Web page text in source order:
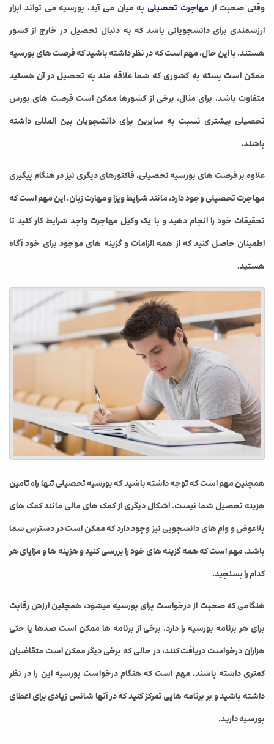
وقتی صحبت از مهاجرت تحصیلی به میان می آید، بورسیه می تواند ابزار
ارزشمندی برای دانشجویانی باشد که به دنبال تحصیل در خارج از کشور
هستند. با این حال، مهم است که در نظر داشته باشید که فرصت های بورسیه
ممکن است بسته به کشوری که شما علاقه مند به تحصیل در آن هستید
متفاوت باشد. برای مثال، برخی از کشورها ممکن است فرصت های بورس
تحصیلی بیشتری نسبت به سایرین برای دانشجویان بین المللی داشته
باشند.
علاوه بر فرصت های بورسیه تحصیلی، فاکتورهای دیگری نیز در هنگام پیگیری
مهاجرت تحصیلی وجود دارد، مانند شرایط ویزا و مهارت زبان. این مهم است که
تحقیقات خود را انجام دهید و با یک وکیل مهاجرت واجد شرایط کار کنید تا
اطمینان حاصل کنید که از همه الزامات و گزینه های موجود برای خود آگاه
هستید.
همچنین مهم است که توجه داشته باشید که بورسیه تحصیلی تنها راه تامین
هزینه تحصیل شما نیست. اشکال دیگری از کمک های مالی مانند کمک های
بلاعوض و وام های دانشجویی نیز وجود دارد که ممکن است در دسترس شما
باشد. مهم است که همه گزینه های خود را بررسی کنید و هزینه ها و مزایای هر
کدام را بسنجید.
هنگامی که صحبت از درخواست برای بورسیه میشود، همچنین ارزش رقابت
برای هر برنامه بورسیه را دارد. برخی از برنامه ها ممکن است صدها یا حتی
هزاران درخواست دریافت کنند، در حالی که برخی دیگر ممکن است متقاضیان
کمتری داشته باشند. مهم است که هنگام درخواست بورسیه این را در نظر
داشته باشید و بر برنامه هایی تمرکز کنید که در آنها شانس زیادی برای اعطای
بورسیه دارید.